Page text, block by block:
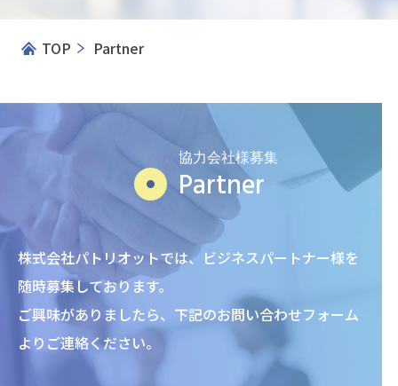
TOP Partner
協力会社様募集
Partner
株式会社パトリオットでは、ビジネスパートナー様を
随時募集しております。
ご興味がありましたら、下記のお問い合わせフォーム
よりご連絡ください。